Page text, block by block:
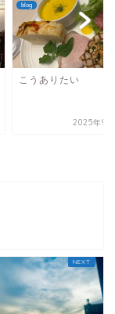
blog
こうありたい
2025年9